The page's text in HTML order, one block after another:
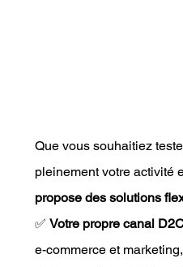
Que vous souhaitiez
pleinement votre activité
propose des solutions
✅ Votre propre canal
e-commerce et